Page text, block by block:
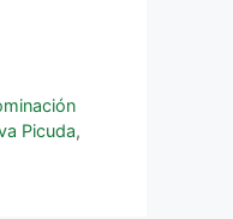
Picuda,